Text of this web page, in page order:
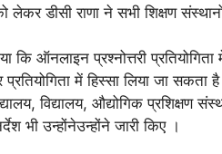
को लेकर डीसी राणा ने सभी शिक्षण
कि ऑनलाइन प्रश्नोत्तरी
में हिस्सा लिया जा
विद्यालय, औद्योगिक प्रशिक्षण
भी उन्होंनेउन्होंने जारी किए ।